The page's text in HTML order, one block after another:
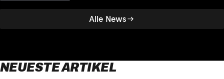
Alle News
NEUESTE ARTIKEL